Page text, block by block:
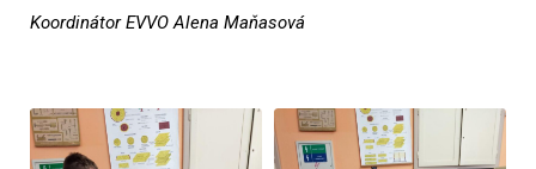
Koordinátor EVVO Alena Maňasová